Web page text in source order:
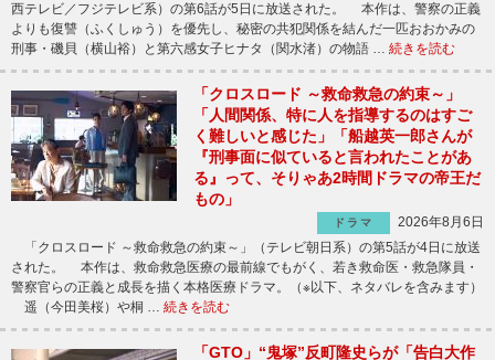
西テレビ／フジテレビ系）の第6話が5日に放送された。 本作は、警察の正義
よりも復讐（ふくしゅう）を優先し、秘密の共犯関係を結んだ一匹おおかみの
刑事・磯貝（横山裕）と第六感女子ヒナタ（関水渚）の物語 … 続きを読む
「クロスロード ～救命救急の約束～」
「人間関係、特に人を指導するのはすご
く難しいと感じた」「船越英一郎さんが
『刑事面に似ていると言われたことがあ
る』って、そりゃあ2時間ドラマの帝王だ
もの」
ドラマ
2026年8月6日
「クロスロード ～救命救急の約束～」（テレビ朝日系）の第5話が4日に放送
された。 本作は、救命救急医療の最前線でもがく、若き救命医・救急隊員・
警察官らの正義と成長を描く本格医療ドラマ。（※以下、ネタバレを含みます）
遥（今田美桜）や桐 … 続きを読む
「GTO」“鬼塚”反町隆史らが「告白大作